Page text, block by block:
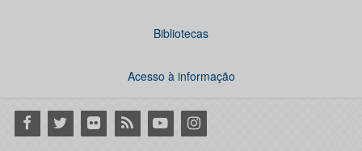
Bibliotecas
Acesso à informação
Facebook
Twitter Flickr RSS YoutubeInstagram